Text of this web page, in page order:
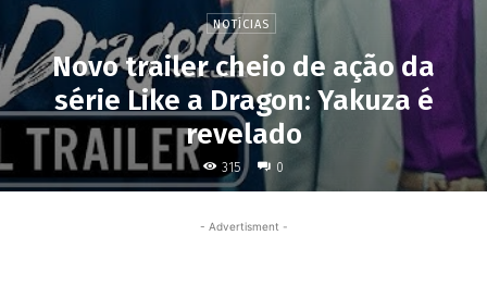
NOTÍCIAS
Novo trailer cheio de ação da
série Like a Dragon: Yakuza é
revelado
315 0
- Advertisment -